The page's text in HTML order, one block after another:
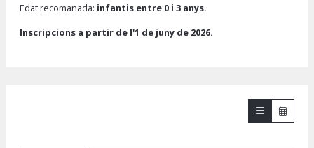
Edat recomanada: infantis entre 0 i 3 anys.
Inscripcions a partir de l'1 de juny de 2026.